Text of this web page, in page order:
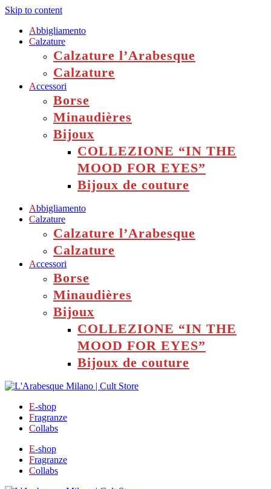
Skip to content
Abbigliamento
Calzature
Calzature l’Arabesque
Calzature
Accessori
Borse
Minaudières
Bijoux
COLLEZIONE “IN THE
MOOD FOR EYES”
Bijoux de couture
Abbigliamento
Calzature
Calzature l’Arabesque
Calzature
Accessori
Borse
Minaudières
Bijoux
COLLEZIONE “IN THE
MOOD FOR EYES”
Bijoux de couture
E-shop
Fragranze
Collabs
E-shop
Fragranze
Collabs